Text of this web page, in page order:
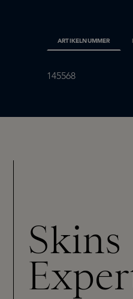
ARTIKELNUMMER
145568
Skins